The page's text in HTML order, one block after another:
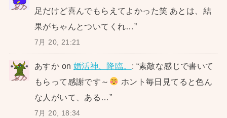
足だけど喜んでもらえてよかった笑 あとは、結
果がちゃんとついてくれ…”
7月 20, 21:21
あすか on 婚活神、降臨。 : “素敵な感じで書いて
もらって感謝です～
ホント毎日見てると色ん
な人がいて、ある…”
7月 20, 18:34